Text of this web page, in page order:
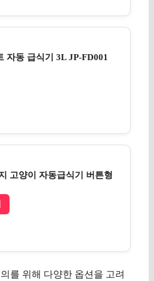
자동 급식기 3L JP-FD001
고양이 자동급식기 버튼형
를 위해 다양한 옵션을 고려